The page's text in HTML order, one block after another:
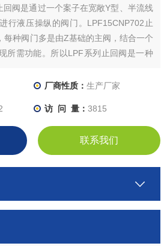
回阀是通过一个案子在宽敞Y型、半流线
行液压操纵的阀门。LPF15CNP702止
每种阀门多是由Z基础的主阀，结合一个
所需功能。所以LPF系列止回阀是一种
控制环路相连接，就可以得到各种所需
厂商性质： 生产厂家
访 问 量： 3815
联系我们